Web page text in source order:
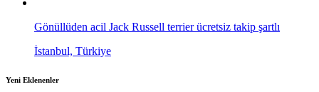
Gönüllüden acil Jack Russell terrier ücretsiz takip şartlı
İstanbul, Türkiye
Yeni Eklenenler